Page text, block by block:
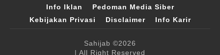
Info Iklan
Pedoman Media Siber
Kebijakan Privasi
Disclaimer Info Karir
Sahijab ©2026
| All Right Reserved